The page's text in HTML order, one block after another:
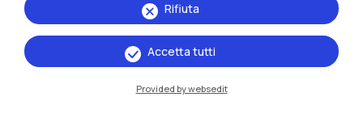
IT EN
Sedi
Milano Leonardo
Rifiuta
Accetta tutti
Provided by websedit